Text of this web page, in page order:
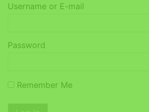
Username or E-mail
Password
Remember Me